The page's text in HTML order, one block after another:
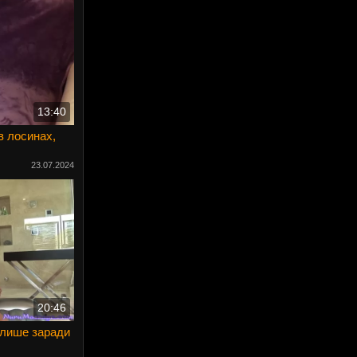
13:40
лосинах,
23.07.2024
20:46
заради